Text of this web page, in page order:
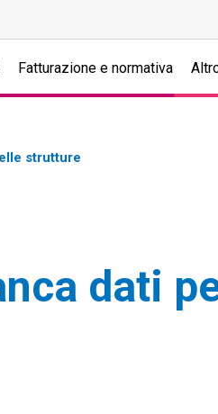
Fatturazione e normativa
strutture
dati